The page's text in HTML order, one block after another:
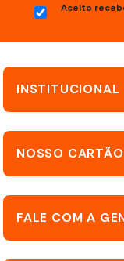
Aceito
INSTITUCIONAL
NOSSO CARTÃO
FALE COM A